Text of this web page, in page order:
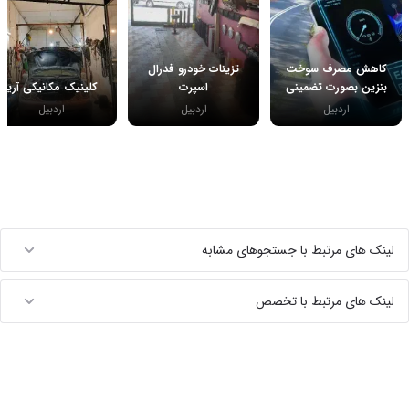
کاهش مصرف سوخت
بنزین بصورت تضمینی
اردبیل
تزینات خودرو فدرال
اسپرت
اردبیل
کلینیک مکانیکی آریا
اردبیل
لینک های مرتبط با جستجوهای مشابه
لینک های مرتبط با تخصص